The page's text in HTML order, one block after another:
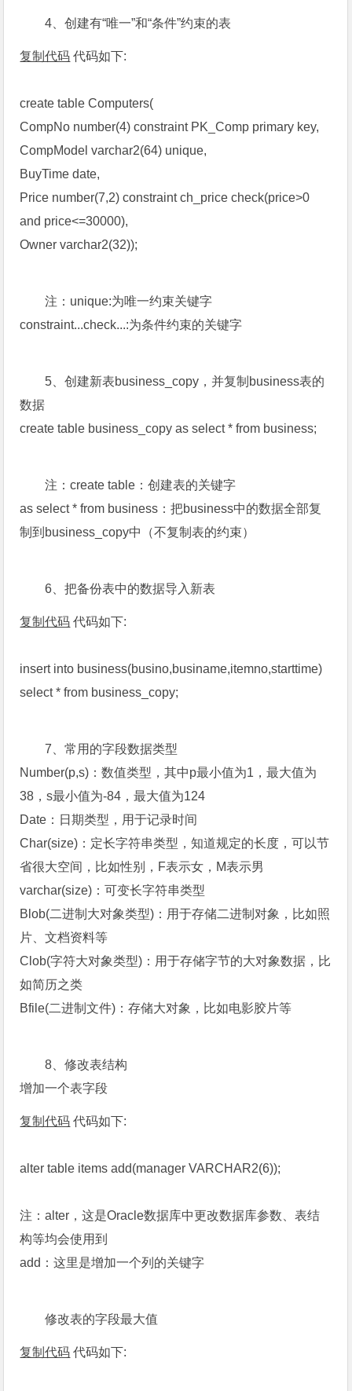
4、创建有“唯一”和“条件”约束的表
复制代码 代码如下:
create table Computers(
CompNo number(4) constraint PK_Comp primary key,
CompModel varchar2(64) unique,
BuyTime date,
Price number(7,2) constraint ch_price check(price>0
and price<=30000),
Owner varchar2(32));
注：unique:为唯一约束关键字
constraint...check...:为条件约束的关键字
5、创建新表business_copy，并复制business表的
数据
create table business_copy as select * from business;
注：create table：创建表的关键字
as select * from business：把business中的数据全部复
制到business_copy中（不复制表的约束）
6、把备份表中的数据导入新表
复制代码 代码如下:
insert into business(busino,businame,itemno,starttime)
select * from business_copy;
7、常用的字段数据类型
Number(p,s)：数值类型，其中p最小值为1，最大值为
38，s最小值为-84，最大值为124
Date：日期类型，用于记录时间
Char(size)：定长字符串类型，知道规定的长度，可以节
省很大空间，比如性别，F表示女，M表示男
varchar(size)：可变长字符串类型
Blob(二进制大对象类型)：用于存储二进制对象，比如照
片、文档资料等
Clob(字符大对象类型)：用于存储字节的大对象数据，比
如简历之类
Bfile(二进制文件)：存储大对象，比如电影胶片等
8、修改表结构
增加一个表字段
复制代码 代码如下:
alter table items add(manager VARCHAR2(6));
注：alter，这是Oracle数据库中更改数据库参数、表结
构等均会使用到
add：这里是增加一个列的关键字
修改表的字段最大值
复制代码 代码如下: